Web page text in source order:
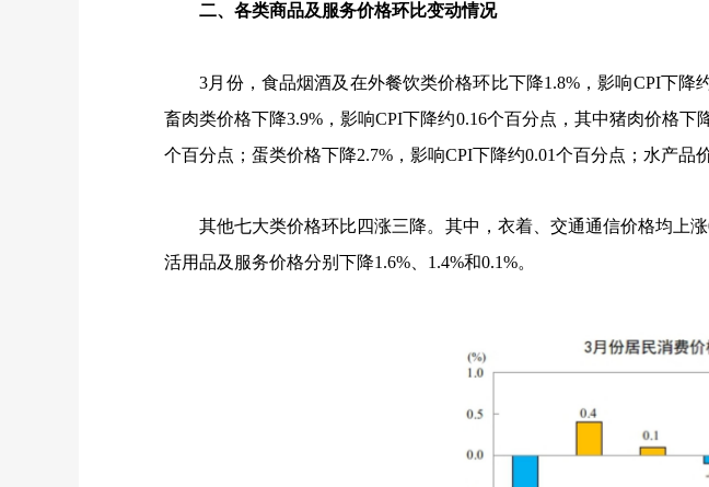
二、各类商品及服务价格环比变动情况
3月份，食品烟酒及在外餐饮类价格环比下降1.8% ，影响CPI下降
畜肉类价格下降3.9% ，影响CPI下降约0.16个百分点，其中猪肉价格下
个百分点；蛋类价格下降2.7% ，影响CPI下降约0.01个百分点；水产品
其他七大类价格环比四涨三降。其中，衣着、交通通信价格均上涨
活用品及服务价格分别下降1.6% 1.4%和0.1%。